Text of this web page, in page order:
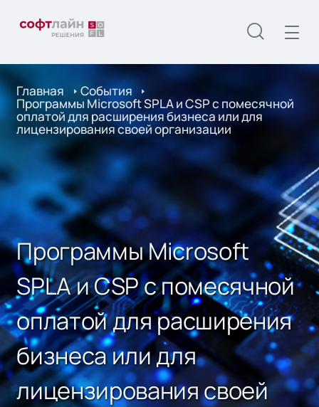
Главная События
Программы Microsoft SPLA и CSP с помесячной
оплатой для расширения бизнеса или для
лицензирования своей организации
Программы Microsoft
SPLA и CSP с помесячной
оплатой для расширения
бизнеса или для
лицензирования своей